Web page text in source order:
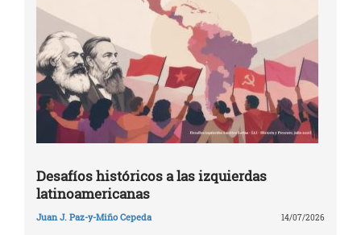
Desafíos históricos a las izquierdas
latinoamericanas
Juan J. Paz-y-Miño Cepeda 14/07/2026